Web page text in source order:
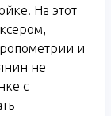
На этот
и
не
с